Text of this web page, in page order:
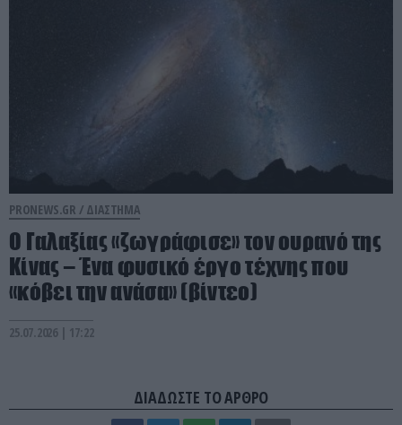
PRONEWS.GR / ΔΙΑΣΤΗΜΑ
Ο Γαλαξίας «ζωγράφισε» τον ουρανό της
Κίνας – Ένα φυσικό έργο τέχνης που
«κόβει την ανάσα» (βίντεο)
25.07.2026 | 17:22
ΔΙΑΔΩΣΤΕ ΤΟ ΑΡΘΡΟ